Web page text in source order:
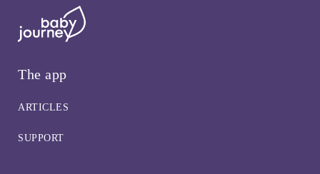
The app
ARTICLES
SUPPORT